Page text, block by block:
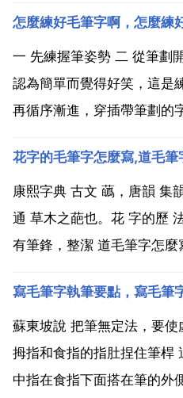
怎麼練好毛筆字啊，怎麼練
一 先練握筆姿勢 二 從筆劃
認為簡單而覺得好笑，這是
再循序漸進，穿插帶筆劃的
以此類推！三 中楷練熟後可
幾倍寫，也就是練膽。再練
花字的毛筆字怎麼寫,道毛筆
康熙字典 古文 蘤，唐韻 集
通 草木之葩也。花 字的歷
有筆鋒，整潔 道毛筆字怎
法，要使虛而寬。五指執筆
住筆桿 適當高度 保證筆桿
寫毛筆字執筆要點，寫毛筆
蘇東坡說 把筆無定法，要
拇指和食指的指肚捏住筆桿
中指在食指下面搭在筆的外